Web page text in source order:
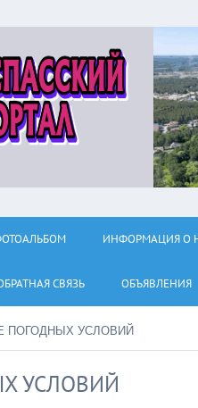
ИНФОРМАЦИЯ О
СВЯЗЬ ОБЪЯВЛЕНИЯ
ПОГОДНЫХ УСЛОВИЙ
УСЛОВИЙ